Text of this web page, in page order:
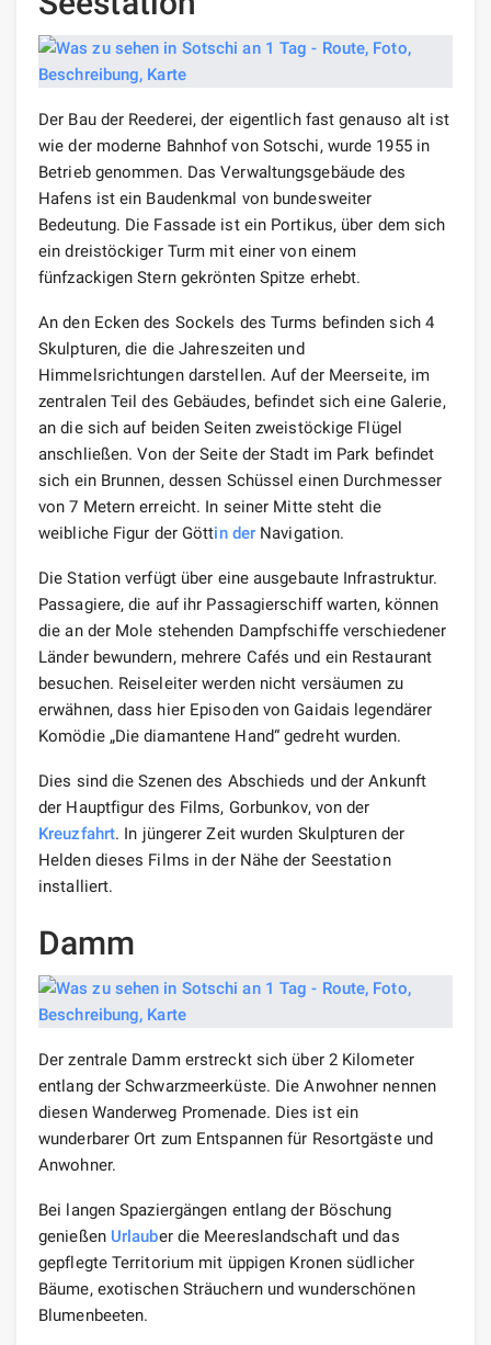
Der Bau der Reederei, der eigentlich fast genauso alt ist
wie der moderne Bahnhof von Sotschi, wurde 1955 in
Betrieb genommen. Das Verwaltungsgebäude des
Hafens ist ein Baudenkmal von bundesweiter
Bedeutung. Die Fassade ist ein Portikus, über dem sich
ein dreistöckiger Turm mit einer von einem
fünfzackigen Stern gekrönten Spitze erhebt.
An den Ecken des Sockels des Turms befinden sich 4
Skulpturen, die die Jahreszeiten und
Himmelsrichtungen darstellen. Auf der Meerseite, im
zentralen Teil des Gebäudes, befindet sich eine Galerie,
an die sich auf beiden Seiten zweistöckige Flügel
anschließen. Von der Seite der Stadt im Park befindet
sich ein Brunnen, dessen Schüssel einen Durchmesser
von 7 Metern erreicht. In seiner Mitte steht die
weibliche Figur der Göttin der Navigation.
Die Station verfügt über eine ausgebaute Infrastruktur.
Passagiere, die auf ihr Passagierschiff warten, können
die an der Mole stehenden Dampfschiffe verschiedener
Länder bewundern, mehrere Cafés und ein Restaurant
besuchen. Reiseleiter werden nicht versäumen zu
erwähnen, dass hier Episoden von Gaidais legendärer
Komödie „Die diamantene Hand“ gedreht wurden.
Dies sind die Szenen des Abschieds und der Ankunft
der Hauptfigur des Films, Gorbunkov, von der
Kreuzfahrt. In jüngerer Zeit wurden Skulpturen der
Helden dieses Films in der Nähe der Seestation
installiert.
Damm
Der zentrale Damm erstreckt sich über 2 Kilometer
entlang der Schwarzmeerküste. Die Anwohner nennen
diesen Wanderweg Promenade. Dies ist ein
wunderbarer Ort zum Entspannen für Resortgäste und
Anwohner.
Bei langen Spaziergängen entlang der Böschung
genießen Urlauber die Meereslandschaft und das
gepflegte Territorium mit üppigen Kronen südlicher
Bäume, exotischen Sträuchern und wunderschönen
Blumenbeeten.